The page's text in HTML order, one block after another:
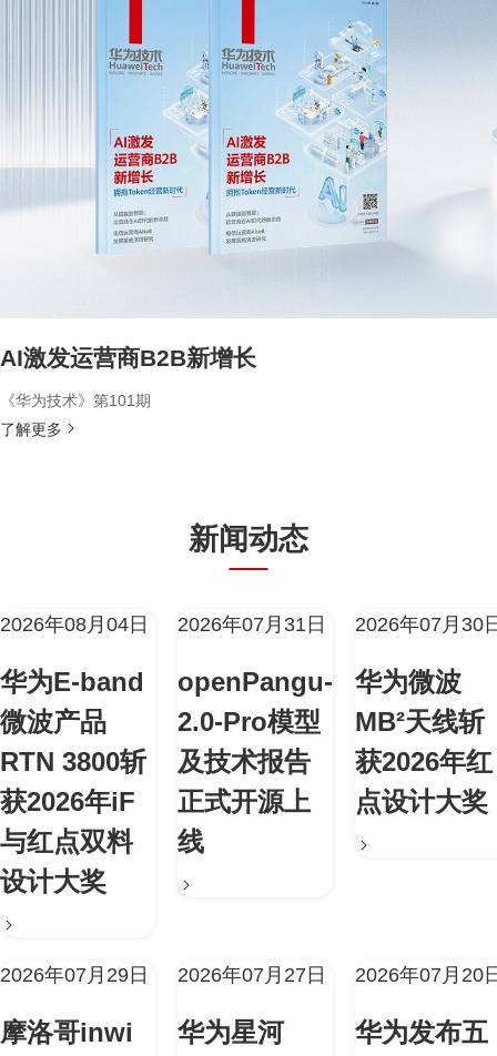
AI激发运营商B2B新增长
《华为技术》第101期
了解更多
新闻动态
2026年08月04日
华为E-band
微波产品
RTN 3800斩
获2026年iF
与红点双料
设计大奖
2026年07月31日
openPangu-
2.0-Pro模型
及技术报告
正式开源上
线
2026年07月30
华为微波
MB²天线斩
获2026年红
点设计大奖
2026年07月29日
摩洛哥inwi
2026年07月27日
华为星河
2026年07月20
华为发布五